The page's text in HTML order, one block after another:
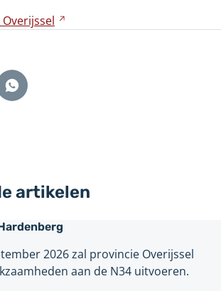
website
andere
website
Overijssel
artikelen
2026 zal provincie Overijssel
aan de N34 uitvoeren.